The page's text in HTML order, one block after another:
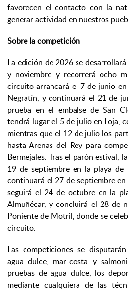
favorecen el contacto con la
generar actividad en nuestros
Sobre la competición
La edición de 2026 se
y noviembre y recorrerá ocho
circuito arrancará el 7 de junio en
Negratín, y continuará el 21 de
prueba en el embalse de San
tendrá lugar el 5 de julio en Loja,
mientras que el 12 de julio los
hasta Arenas del Rey para
Bermejales. Tras el parón estival,
19 de septiembre en la playa de
continuará el 27 de septiembre en
seguirá el 24 de octubre en la
Almuñécar, y concluirá el 28 de
Poniente de Motril, donde se
circuito.
Las competiciones se
agua dulce, mar-costa y
pruebas de agua dulce, los
mediante cualquiera de las